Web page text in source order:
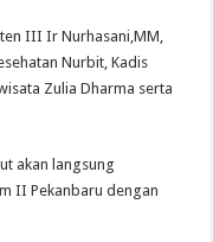
III Ir Nurhasani,MM,
Nurbit, Kadis
Zulia Dharma serta
akan langsung
II Pekanbaru dengan